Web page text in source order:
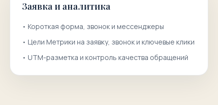
Заявка и аналитика
• Короткая форма, звонок и мессенджеры
• Цели Метрики на заявку, звонок и ключевые клики
• UTM-разметка и контроль качества обращений